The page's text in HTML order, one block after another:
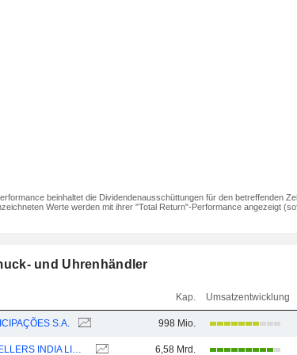
beinhaltet die Dividendenausschüttungen für den betreffenden
Werte werden mit ihrer "Total Return"-Performance angezeigt
und Uhrenhändler
Kap. Umsatzentwicklung
S.A. 998 Mio.
KALYAN JEWELLERS INDIA LIMITED 6,58 Mrd.